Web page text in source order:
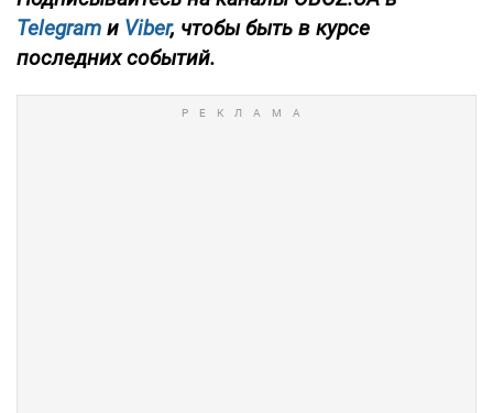
Telegram и Viber, чтобы быть в курсе
последних событий.